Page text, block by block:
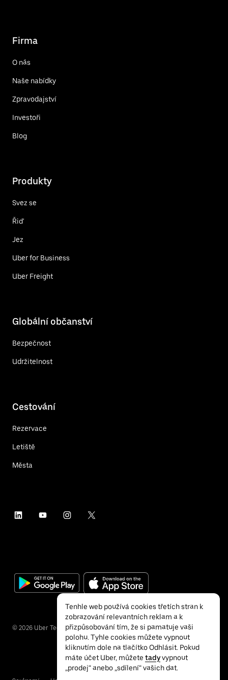
Firma
O nás
Naše nabídky
Zpravodajství
Investoři
Blog
Produkty
Svez se
Řiď
Jez
Uber for Business
Uber Freight
Globální občanství
Bezpečnost
Udržitelnost
Cestování
Rezervace
Letiště
Města
© 2026 Uber Technologies Inc.
Tenhle web používá cookies třetích stran k
zobrazování relevantních reklam a k
přizpůsobování tím, že si pamatuje vaši
polohu. Tyhle cookies můžete vypnout
kliknutím dole na tlačítko Odhlásit. Pokud
máte účet Uber, můžete tadyvypnout
„prodej“ anebo „sdílení“ vašich dat.